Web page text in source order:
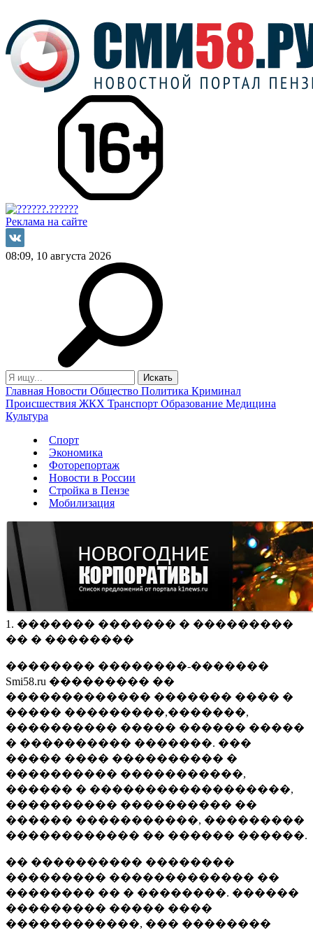
Реклама на сайте
08:09, 10 августа 2026
Главная Новости Общество Политика Криминал
Происшествия ЖКХ Транспорт Образование Медицина
Культура
Спорт
Экономика
Фоторепортаж
Новости в России
Стройка в Пензе
Мобилизация
1. ������� ������� � ���������
�� � ��������
�������� ��������-�������
Smi58.ru ��������� ��
������������� ������� ���� �
����� ���������,�������,
���������� ����� ������ �����
� ���������� �������. ���
����� ���� ���������� �
���������� �����������,
������ � ������������������,
���������� ���������� ��
������ �����������, ���������
������������ �� ������ ������.
�� ���������� ��������
��������� ������������� ��
�������� �� � ��������. ������
��������� ����� ����
������������, ��� ��������